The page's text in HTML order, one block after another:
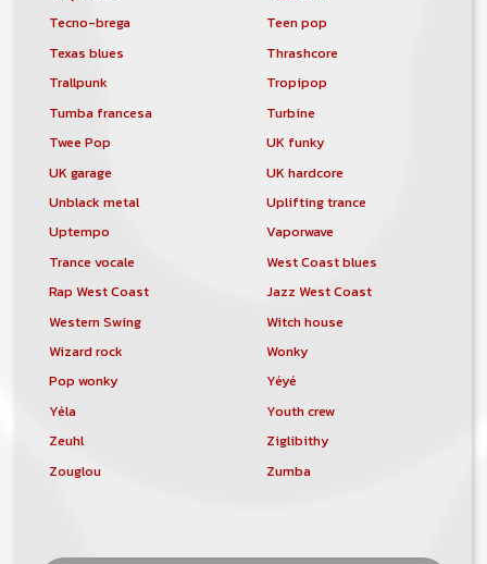
Tecno-brega
Teen pop
Texas blues
Thrashcore
Trallpunk
Tropipop
Tumba francesa
Turbine
Twee Pop
UK funky
UK garage
UK hardcore
Unblack metal
Uplifting trance
Uptempo
Vaporwave
Trance vocale
West Coast blues
Rap West Coast
Jazz West Coast
Western Swing
Witch house
Wizard rock
Wonky
Pop wonky
Yéyé
Yéla
Youth crew
Zeuhl
Ziglibithy
Zouglou
Zumba